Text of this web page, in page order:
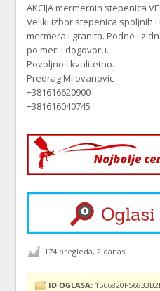
AKCIJA mermernih stepenica
Veliki izbor stepenica spoljnih
mermera i granita. Podne i
po meri i dogovoru.
Povoljno i kvalitetno.
Predrag Milovanovic
+381616620900
+381616040745
174 pregleda, 2 danas
ID OGLASA: